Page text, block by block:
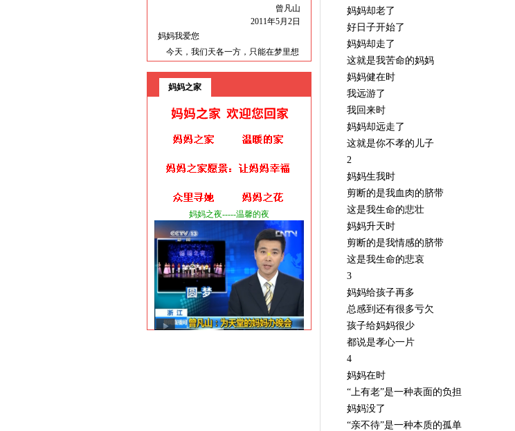
2011年5月2日
今天，我们天各一方，只能在梦里想
见。今天，你走了，我还活着，我活还
样对大家都不好。您所希望的是一家人
过上好生 活，您放心，我会把家，把
在天之灵，就是希望我们好好的活下
都很想您。这是我给我妈妈做的一个网
站，也是给所有的母亲做的一个网
站。“妈妈我爱您”，我只希望通过这样
的方式来表达对您的爱，对您的感谢，
对您的思念，也是我对您尽的最后一点
孝心，希望您能 含笑九泉。妈妈，我
爱您，我们永远感谢您，也永远怀念
您！如果有来生，您还做我的妈妈，或
者我做您的妈妈。
在技术和运营方面，现在都还在一个
妈妈之家
妈妈之夜-----温馨的夜
妈妈却老了
好日子开始了
妈妈却走了
这就是我苦命的妈妈
妈妈健在时
我远游了
我回来时
妈妈却远走了
这就是你不孝的儿子
2
妈妈生我时
剪断的是我血肉的脐带
这是我生命的悲壮
妈妈升天时
剪断的是我情感的脐带
这是我生命的悲哀
3
妈妈给孩子再多
总感到还有很多亏欠
孩子给妈妈很少
都说是孝心一片
4
妈妈在时
“上有老”是一种表面的负担
妈妈没了
“亲不待”是一种本质的孤单